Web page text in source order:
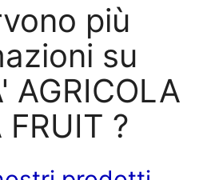
più
su
AGRICOLA
FRUIT ?